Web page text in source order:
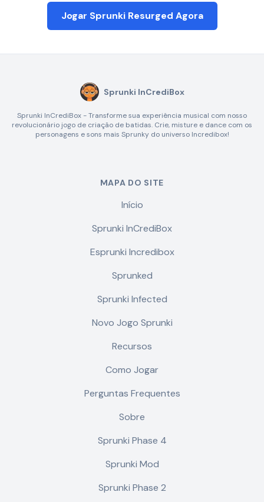
Jogar Sprunki Resurged Agora
Sprunki InCrediBox
Sprunki InCrediBox - Transforme sua experiência musical com nosso
revolucionário jogo de criação de batidas. Crie, misture e dance com os
personagens e sons mais Sprunky do universo Incredibox!
MAPA DO SITE
Início
Sprunki InCrediBox
Esprunki Incredibox
Sprunked
Sprunki Infected
Novo Jogo Sprunki
Recursos
Como Jogar
Perguntas Frequentes
Sobre
Sprunki Phase 4
Sprunki Mod
Sprunki Phase 2